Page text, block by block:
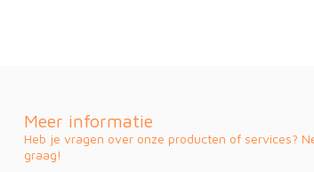
Meer informatie
Heb je vragen over onze producten of services?
graag!